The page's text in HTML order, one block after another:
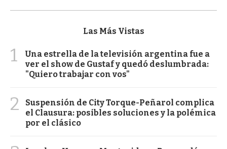
Las Más Vistas
1
Una estrella de la televisión argentina fue a
ver el show de Gustaf y quedó deslumbrada:
"Quiero trabajar con vos"
2
Suspensión de City Torque-Peñarol complica
el Clausura: posibles soluciones y la polémica
por el clásico